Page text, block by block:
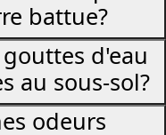
battue?
d'eau
au sous-sol?
odeurs